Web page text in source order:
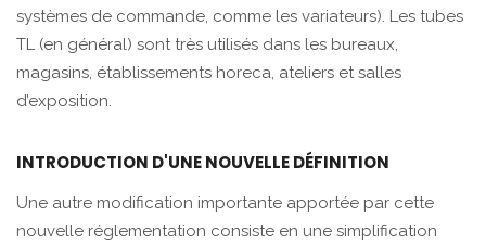
systèmes de commande, comme les variateurs). Les tubes
TL (en général) sont très utilisés dans les bureaux,
magasins, établissements horeca, ateliers et salles
d’exposition.
INTRODUCTION D'UNE NOUVELLE DÉFINITION
Une autre modification importante apportée par cette
nouvelle réglementation consiste en une simplification